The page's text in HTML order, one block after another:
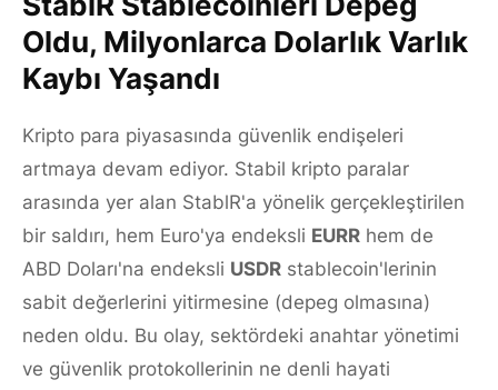
Oldu, Milyonlarca Dolarlık Varlık
Kaybı Yaşandı
Kripto para piyasasında güvenlik endişeleri
artmaya devam ediyor. Stabil kripto paralar
arasında yer alan StablR'a yönelik gerçekleştirilen
bir saldırı, hem Euro'ya endeksli EURR hem de
ABD Doları'na endeksli USDR stablecoin'lerinin
sabit değerlerini yitirmesine (depeg olmasına)
neden oldu. Bu olay, sektördeki anahtar yönetimi
ve güvenlik protokollerinin ne denli hayati